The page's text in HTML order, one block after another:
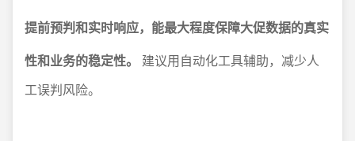
提前预判和实时响应，能最大程度保障大促数据的真实
性和业务的稳定性。
建议用自动化工具辅助，减少人
工误判风险。